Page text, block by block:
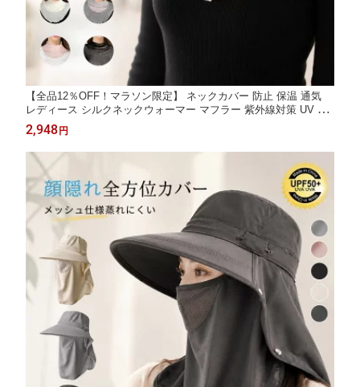
【全品12％OFF！マラソン限定】 ネックカバー 防止 保温 通気
レディース シルクネックウォーマー マフラー 紫外線対策 UV カ
ット 日焼け 首元ケア 100% 冷房対策 性抜群 肌に優しい 薄い 涼
しい 快適 おすすめ 人気 ギフト プレゼント 夏 冬 年中 使える
2,948円